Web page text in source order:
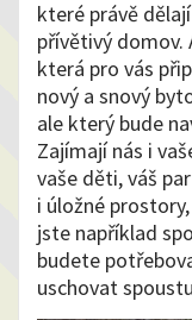
které právě
přívětivý domov.
která pro vás
nový a snový
ale který bude
Zajímají nás i
vaše děti, váš
i úložné
jste například
budete
uschovat